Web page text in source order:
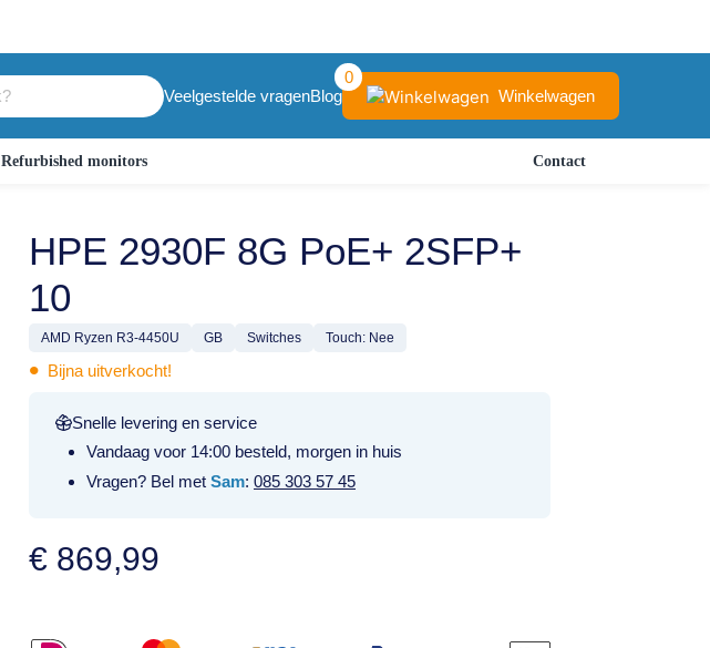
Veelgestelde vragenBlog
0
Winkelwagen
Refurbished monitors Contact
HPE 2930F 8G PoE+ 2SFP+
10
AMD Ryzen R3-4450U GB Switches Touch: Nee
• Bijna uitverkocht!
Snelle levering en service
Vandaag voor 14:00 besteld, morgen in huis
Vragen? Bel met Sam: 085 303 57 45
€ 869,99